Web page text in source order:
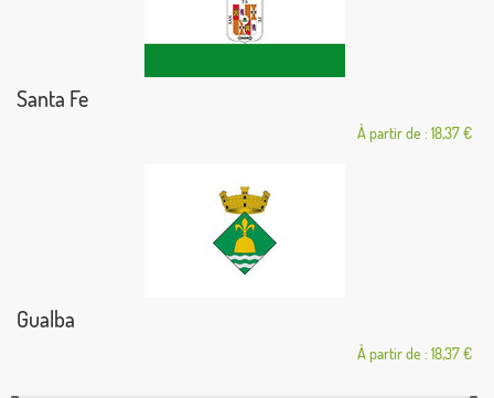
Santa Fe
À partir de : 18,37 €
Gualba
À partir de : 18,37 €